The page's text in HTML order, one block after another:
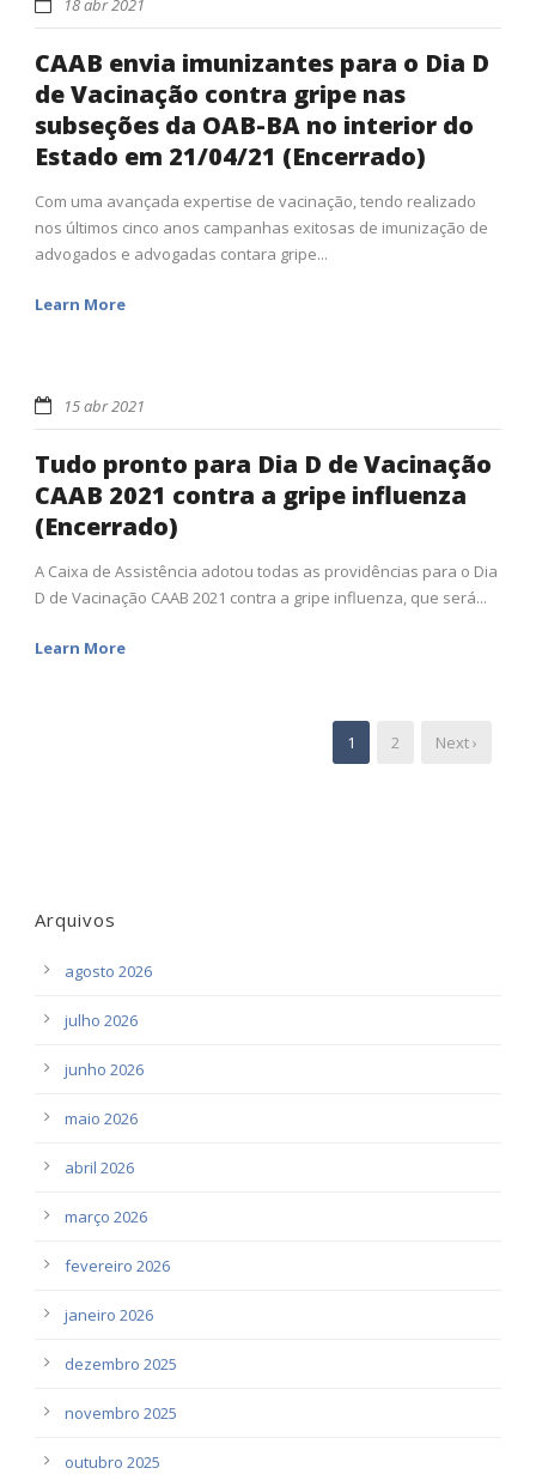
18 abr 2021
CAAB envia imunizantes para o Dia D
de Vacinação contra gripe nas
subseções da OAB-BA no interior do
Estado em 21/04/21 (Encerrado)
Com uma avançada expertise de vacinação, tendo realizado
nos últimos cinco anos campanhas exitosas de imunização de
advogados e advogadas contara gripe...
Learn More
15 abr 2021
Tudo pronto para Dia D de Vacinação
CAAB 2021 contra a gripe influenza
(Encerrado)
A Caixa de Assistência adotou todas as providências para o Dia
D de Vacinação CAAB 2021 contra a gripe influenza, que será...
Learn More
1 2 Next ›
Arquivos
agosto 2026
julho 2026
junho 2026
maio 2026
abril 2026
março 2026
fevereiro 2026
janeiro 2026
dezembro 2025
novembro 2025
outubro 2025